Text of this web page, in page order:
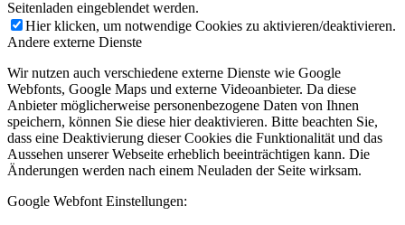
Seitenladen eingeblendet werden.
Hier klicken, um notwendige Cookies zu aktivieren/deaktivieren.
Andere externe Dienste
Wir nutzen auch verschiedene externe Dienste wie Google
Webfonts, Google Maps und externe Videoanbieter. Da diese
Anbieter möglicherweise personenbezogene Daten von Ihnen
speichern, können Sie diese hier deaktivieren. Bitte beachten Sie,
dass eine Deaktivierung dieser Cookies die Funktionalität und das
Aussehen unserer Webseite erheblich beeinträchtigen kann. Die
Änderungen werden nach einem Neuladen der Seite wirksam.
Google Webfont Einstellungen: